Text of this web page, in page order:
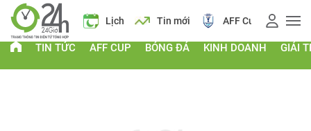
Giá vàng Lịch Tin mới AFF Cup Giá
TIN TỨC AFF CUP BÓNG ĐÁ KINH DOANH GIẢI